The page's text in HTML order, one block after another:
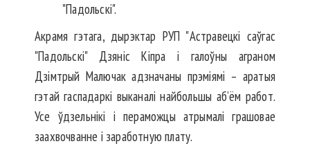
"Падольскі".
Акрамя гэтага, дырэктар РУП "Астравецкі саўгас
"Падольскі" Дзяніс Кіпра і галоўны аграном
Дзімтрый Малючак адзначаны прэміямі – аратыя
гэтай гаспадаркі выканалі найбольшы аб’ём работ.
Усе ўдзельнікі і пераможцы атрымалі грашовае
заахвочванне і заработную плату.